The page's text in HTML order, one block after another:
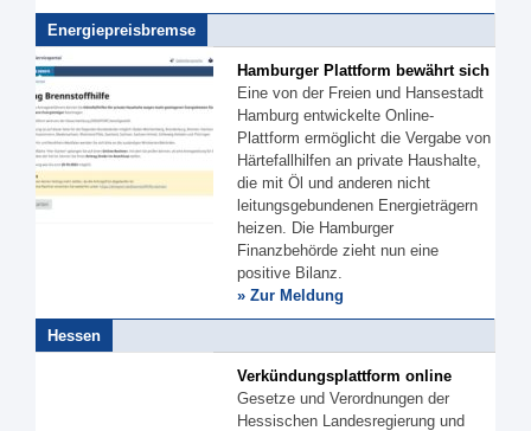
Energiepreisbremse
Hamburger Plattform bewährt sich
Eine von der Freien und Hansestadt
Hamburg entwickelte Online-
Plattform ermöglicht die Vergabe von
Härtefallhilfen an private Haushalte,
die mit Öl und anderen nicht
leitungsgebundenen Energieträgern
heizen. Die Hamburger
Finanzbehörde zieht nun eine
positive Bilanz.
» Zur Meldung
Hessen
Verkündungsplattform online
Gesetze und Verordnungen der
Hessischen Landesregierung und